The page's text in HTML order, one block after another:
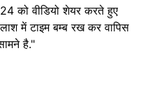
को वीडियो शेयर करते हुए
में टाइम बम्ब रख कर वापिस
है."